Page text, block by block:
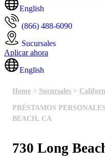
English
(866) 488-6090
Sucursales
Aplicar ahora
English
Home > Sucursales >
PRÉSTAMOS
BEACH, CA
730 Long